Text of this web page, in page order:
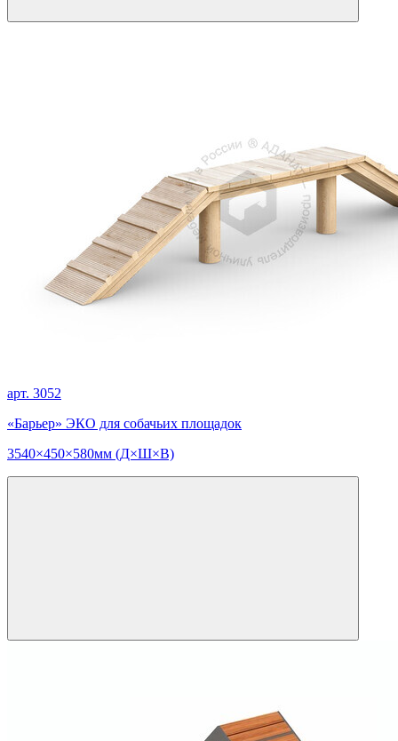
арт. 3052
«Барьер» ЭКО для собачьих площадок
3540×450×580мм (Д×Ш×В)